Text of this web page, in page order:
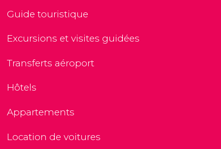
Guide touristique
Excursions et visites guidées
Transferts aéroport
Hôtels
Appartements
Location de voitures